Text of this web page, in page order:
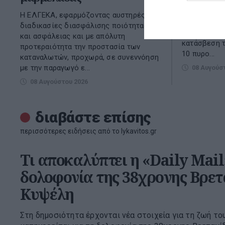
Η ΕΛΓΕΚΑ, εφαρμόζοντας αυστηρές
διαδικασίες διασφάλισης ποιότητας
και ασφάλειας και με απόλυτη
προτεραιότητα την προστασία των
καταναλωτών, προχωρά, σε συνεννόηση
με την παραγωγό ε...
08 Αυγούστου 2026
του
κατάσβεση
10 πυρο...
08
διαβάστε επίσης
περισσότερες ειδήσεις από το lykavitos.gr
Τι αποκαλύπτει η «Daily
δολοφονία της 38χρονης
Κυψέλη
Στη δημοσιότητα έρχονται νέα στοιχεία για τη ζωή